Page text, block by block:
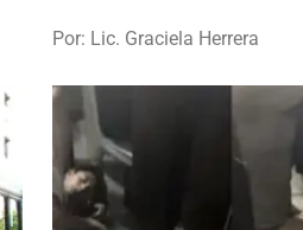
Por: Lic. Graciela Herrera